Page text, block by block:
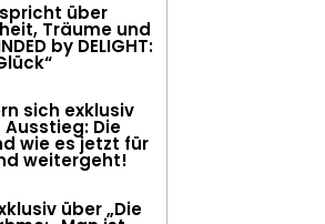
und Helene Fischer
der Absage: ela. sendet
über
Träume und
by DELIGHT:
sich exklusiv
Ausstieg: Die
wie es jetzt für
weitergeht!
über „Die